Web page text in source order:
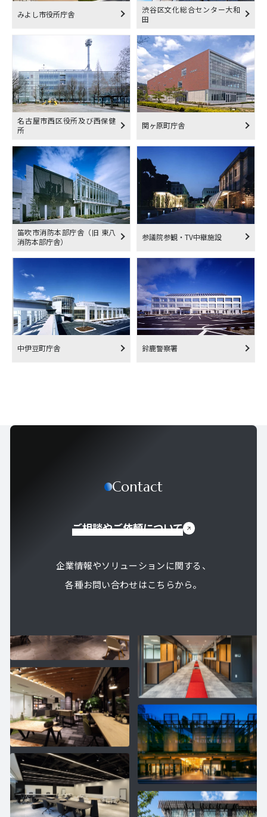
みよし市役所庁舎
渋谷区文化総合センター大和
田
名古屋市西区役所及び西保健
所
関ヶ原町庁舎
笛吹市消防本部庁舎（旧 東八
消防本部庁舎）
参議院参観・TV中継施設
中伊豆町庁舎 鈴鹿警察署
Contact
ご相談やご依頼について
企業情報やソリューションに関する、
各種お問い合わせはこちらから。